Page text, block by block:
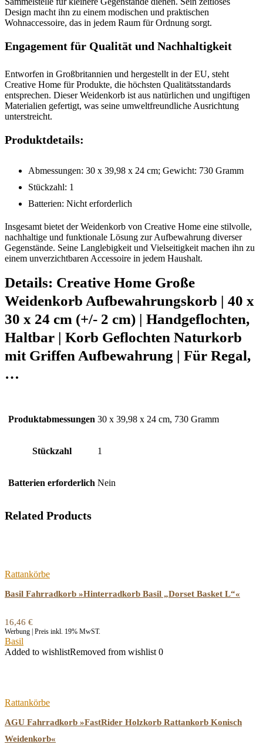
Design macht ihn zu einem modischen und praktischen
Wohnaccessoire, das in jedem Raum für Ordnung sorgt.
Engagement für Qualität und Nachhaltigkeit
Entworfen in Großbritannien und hergestellt in der EU, steht
Creative Home für Produkte, die höchsten Qualitätsstandards
entsprechen. Dieser Weidenkorb ist aus natürlichen und ungiftigen
Materialien gefertigt, was seine umweltfreundliche Ausrichtung
unterstreicht.
Produktdetails:
Abmessungen: 30 x 39,98 x 24 cm; Gewicht: 730 Gramm
Stückzahl: 1
Batterien: Nicht erforderlich
Insgesamt bietet der Weidenkorb von Creative Home eine stilvolle,
nachhaltige und funktionale Lösung zur Aufbewahrung diverser
Gegenstände. Seine Langlebigkeit und Vielseitigkeit machen ihn zu
einem unverzichtbaren Accessoire in jedem Haushalt.
Details: Creative Home Große
Weidenkorb Aufbewahrungskorb | 40 x
30 x 24 cm (+/- 2 cm) | Handgeflochten,
Haltbar | Korb Geflochten Naturkorb
mit Griffen Aufbewahrung | Für Regal,
…
Produktabmessungen ‎30 x 39,98 x 24 cm, 730 Gramm
Stückzahl ‎1
Batterien erforderlich ‎Nein
Related Products
Rattankörbe
Basil Fahrradkorb »Hinterradkorb Basil „Dorset Basket L“«
16,46 €
Werbung | Preis inkl. 19% MwST.
Basil
Added to wishlistRemoved from wishlist 0
Rattankörbe
AGU Fahrradkorb »FastRider Holzkorb Rattankorb Konisch
Weidenkorb«